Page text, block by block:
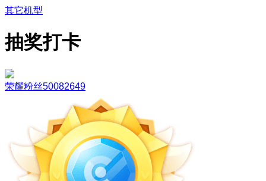
其它机型
抽奖打卡
荣耀粉丝50082649